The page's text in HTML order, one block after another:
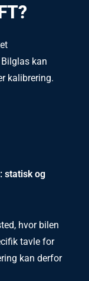
kan
kalibrering.
statisk og
hvor bilen
tavle for
kan derfor